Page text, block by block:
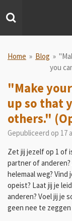
direct
hoofdinhoud
Home » Blog »
you
"Make
up so that
others."
Gepubliceerd op 17
Zet jij jezelf op 1 of
partner of
helemaal weg?
opeist? Laat jij je
anderen? Voel jij je
geen nee te zeggen